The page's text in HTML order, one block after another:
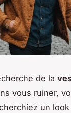
de la
vous ruiner,
un